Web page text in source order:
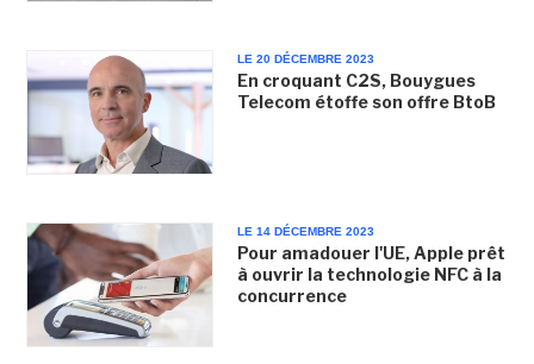
LE 20 DÉCEMBRE 2023
En croquant C2S, Bouygues
Telecom étoffe son offre BtoB
LE 14 DÉCEMBRE 2023
Pour amadouer l'UE, Apple prêt
à ouvrir la technologie NFC à la
concurrence